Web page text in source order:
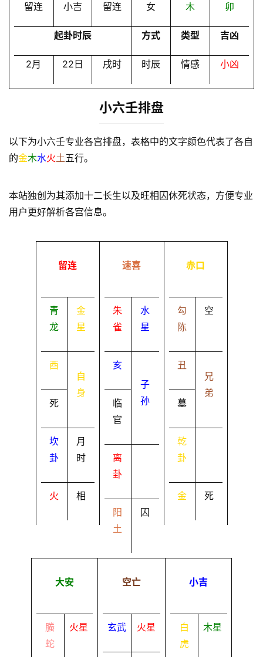
留连 小吉 留连 女 木 卯
起卦时辰 方式 类型 吉凶
2月 22日 戌时 时辰 情感 小凶
小六壬排盘
以下为小六壬专业各宫排盘，表格中的文字颜色代表了各自
的金木水火土五行。
本站独创为其添加十二长生以及旺相囚休死状态，方便专业
用户更好解析各宫信息。
留连
青
龙
金
星
酉
死
自
身
坎
卦
月
时
火 相
速喜
朱
雀
水
星
亥
临
官
子
孙
离
卦
阳
土
囚
赤口
勾
陈
空
丑
墓
兄
弟
乾
卦
金 死
大安
螣
蛇
火星
空亡
玄武 火星
小吉
白
虎
木星